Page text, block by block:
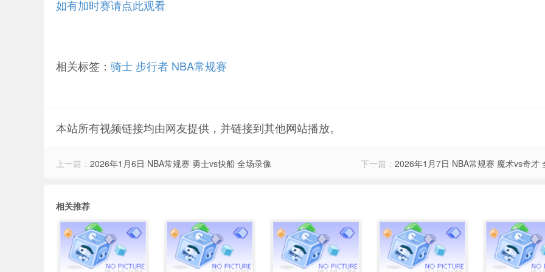
如有加时赛请点此观看
相关标签： 骑士 步行者 NBA常规赛
本站所有视频链接均由网友提供，并链接到其他网站播放。
上一篇： 2026年1月6日 NBA常规赛 勇士vs快船 全场录像 下一篇： 2026年1月7日 NBA常规赛 魔术vs奇才
相关推荐